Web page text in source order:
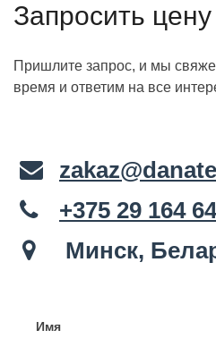
Запросить цену
Пришлите запрос, и мы
время и ответим на все
+375 29 164
Минск,
Имя